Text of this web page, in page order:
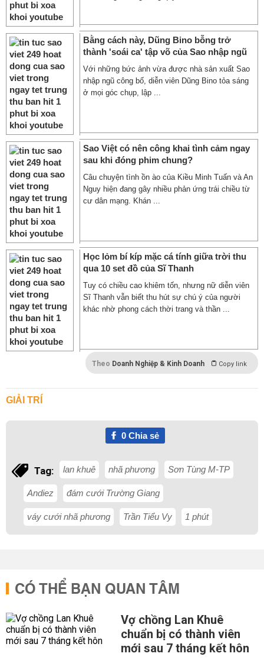
Bằng cách này, Dũng Bino bỗng trở
thành 'soái ca' tập võ của Sao nhập ngũ
Với những bức ảnh vừa được nhà sản xuất Sao
nhập ngũ công bố, diễn viên Dũng Bino tỏa sáng
ở mọi góc chụp, lập ...
Sao Việt có nên công khai tình cảm ngay
sau khi đóng phim chung?
Câu chuyện tình ồn ào của Kiều Minh Tuấn và An
Nguy hiện đang gây nhiều phản ứng trái chiều từ
cư dân mạng. Khán ...
Học lỏm bí kíp mặc cá tính giữa trời thu
qua 10 set đồ của Sĩ Thanh
Tuy có chiều cao khiêm tốn, nhưng nữ diễn viên
Sĩ Thanh vẫn biết thu hút sự chú ý của người
khác nhờ phong cách thời trang và thần ...
Theo Doanh Nghiệp & Kinh Doanh Copy link
GIẢI TRÍ
0Chia sẻ
Tag: lan khuê nhã phương Sơn Tùng M-TP
Andiez đám cưới Trường Giang
váy cưới nhã phương Trần Tiểu Vy 1 phút
CÓ THỂ BẠN QUAN TÂM
Vợ chồng Lan Khuê
chuẩn bị có thành viên
mới sau 7 tháng kết hôn